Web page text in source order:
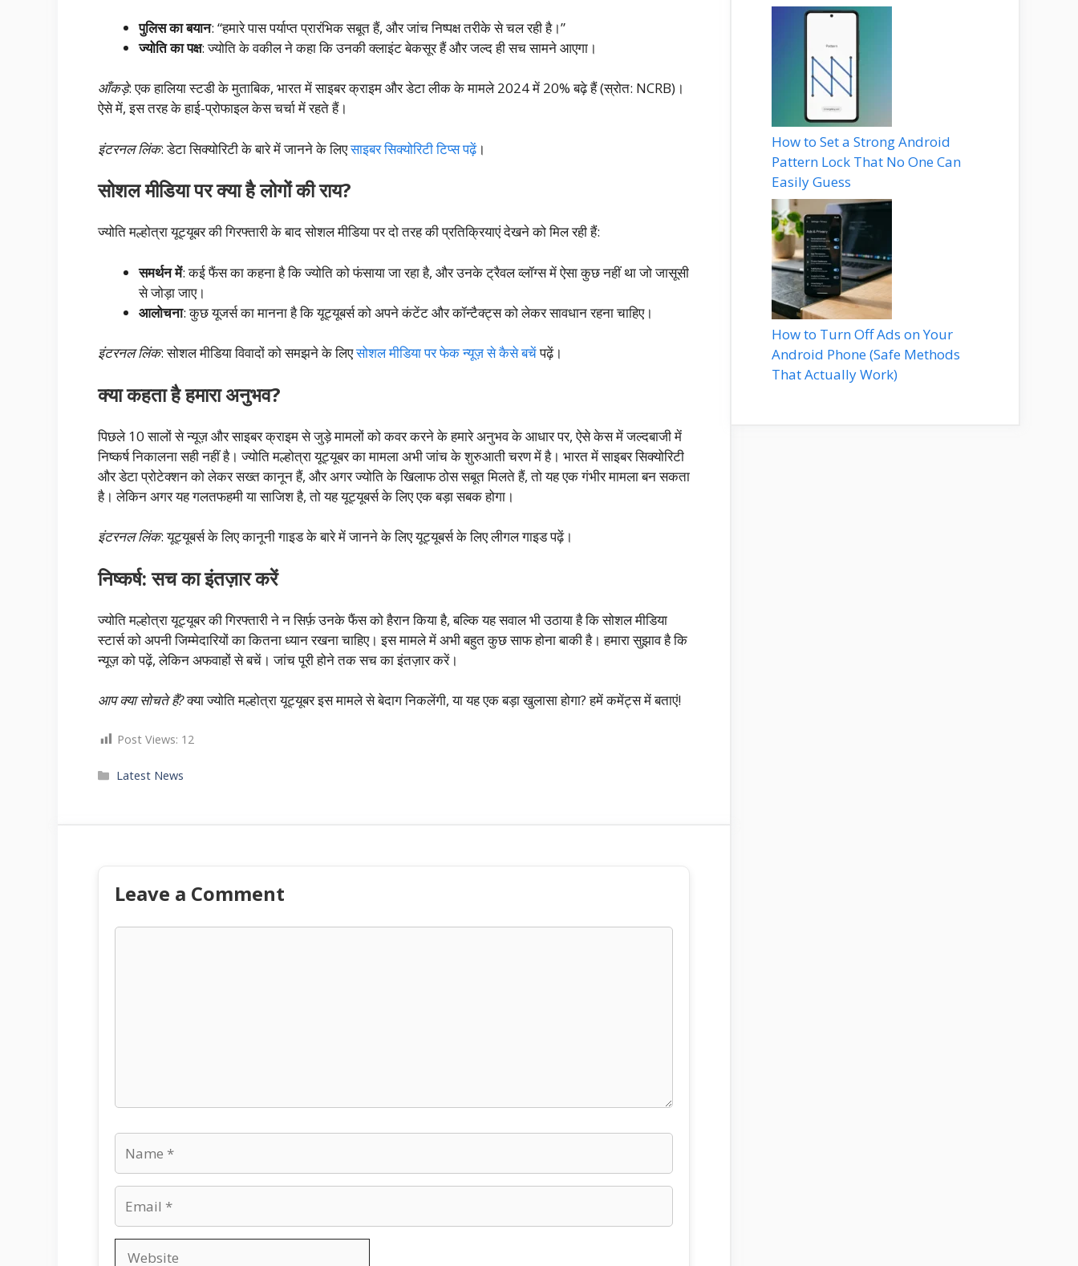
पुलिस का बयान: “हमारे पास पर्याप्त प्रारंभिक सबूत हैं, और जांच निष्पक्ष तरीके से चल रही है।”
ज्योति का पक्ष: ज्योति के वकील ने कहा कि उनकी क्लाइंट बेकसूर हैं और जल्द ही सच सामने आएगा।
आँकड़े: एक हालिया स्टडी के मुताबिक, भारत में साइबर क्राइम और डेटा लीक के मामले 2024 में 20% बढ़े हैं (स्रोत: NCRB)।
ऐसे में, इस तरह के हाई-प्रोफाइल केस चर्चा में रहते हैं।
इंटरनल लिंक: डेटा सिक्योरिटी के बारे में जानने के लिएसाइबर सिक्योरिटी टिप्स पढ़ें।
सोशल मीडिया पर क्या है लोगों की राय?
ज्योति मल्होत्रा यूट्यूबर की गिरफ्तारी के बाद सोशल मीडिया पर दो तरह की प्रतिक्रियाएं देखने को मिल रही हैं:
समर्थन में: कई फैंस का कहना है कि ज्योति को फंसाया जा रहा है, और उनके ट्रैवल व्लॉग्स में ऐसा कुछ नहीं था जो जासूसी
से जोड़ा जाए।
आलोचना: कुछ यूजर्स का मानना है कि यूट्यूबर्स को अपने कंटेंट और कॉन्टैक्ट्स को लेकर सावधान रहना चाहिए।
इंटरनल लिंक: सोशल मीडिया विवादों को समझने के लिएसोशल मीडिया पर फेक न्यूज़ से कैसे बचेंपढ़ें।
क्या कहता है हमारा अनुभव?
पिछले 10 सालों से न्यूज़ और साइबर क्राइम से जुड़े मामलों को कवर करने के हमारे अनुभव के आधार पर, ऐसे केस में जल्दबाजी में
निष्कर्ष निकालना सही नहीं है। ज्योति मल्होत्रा यूट्यूबर का मामला अभी जांच के शुरुआती चरण में है। भारत में साइबर सिक्योरिटी
और डेटा प्रोटेक्शन को लेकर सख्त कानून हैं, और अगर ज्योति के खिलाफ ठोस सबूत मिलते हैं, तो यह एक गंभीर मामला बन सकता
है। लेकिन अगर यह गलतफहमी या साजिश है, तो यह यूट्यूबर्स के लिए एक बड़ा सबक होगा।
इंटरनल लिंक: यूट्यूबर्स के लिए कानूनी गाइड के बारे में जानने के लिए यूट्यूबर्स के लिए लीगल गाइड पढ़ें।
निष्कर्ष: सच का इंतज़ार करें
ज्योति मल्होत्रा यूट्यूबर की गिरफ्तारी ने न सिर्फ़ उनके फैंस को हैरान किया है, बल्कि यह सवाल भी उठाया है कि सोशल मीडिया
स्टार्स को अपनी जिम्मेदारियों का कितना ध्यान रखना चाहिए। इस मामले में अभी बहुत कुछ साफ होना बाकी है। हमारा सुझाव है कि
न्यूज़ को पढ़ें, लेकिन अफवाहों से बचें। जांच पूरी होने तक सच का इंतज़ार करें।
आप क्या सोचते हैं?क्या ज्योति मल्होत्रा यूट्यूबर इस मामले से बेदाग निकलेंगी, या यह एक बड़ा खुलासा होगा? हमें कमेंट्स में बताएं!
Post Views: 12
Categories
Latest News
Leave a Comment
How to Set a Strong Android
Pattern Lock That No One Can
Easily Guess
How to Turn Off Ads on Your
Android Phone (Safe Methods
That Actually Work)